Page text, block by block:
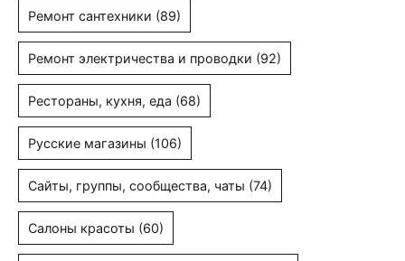
Ремонт сантехники (89)
Ремонт электричества и проводки (92)
Рестораны, кухня, еда (68)
Русские магазины (106)
Сайты, группы, сообщества, чаты (74)
Салоны красоты (60)